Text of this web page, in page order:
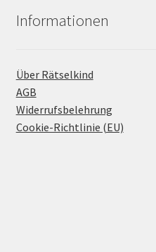
Informationen
Über Rätselkind
AGB
Widerrufsbelehrung
Cookie-Richtlinie (EU)